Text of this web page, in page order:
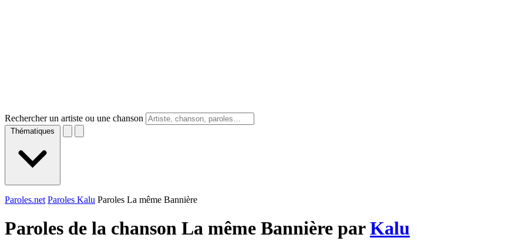
Rechercher un artiste ou une chanson
Thématiques
Paroles.net Paroles Kalu Paroles La même Bannière
Paroles de la chanson La même Bannière parKalu